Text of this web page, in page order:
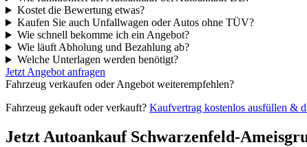
Kostet die Bewertung etwas?
Kaufen Sie auch Unfallwagen oder Autos ohne TÜV?
Wie schnell bekomme ich ein Angebot?
Wie läuft Abholung und Bezahlung ab?
Welche Unterlagen werden benötigt?
Jetzt Angebot anfragen
Fahrzeug verkaufen oder Angebot weiterempfehlen?
Fahrzeug gekauft oder verkauft? Kaufvertrag kostenlos ausfüllen &
Jetzt Autoankauf Schwarzenfeld-